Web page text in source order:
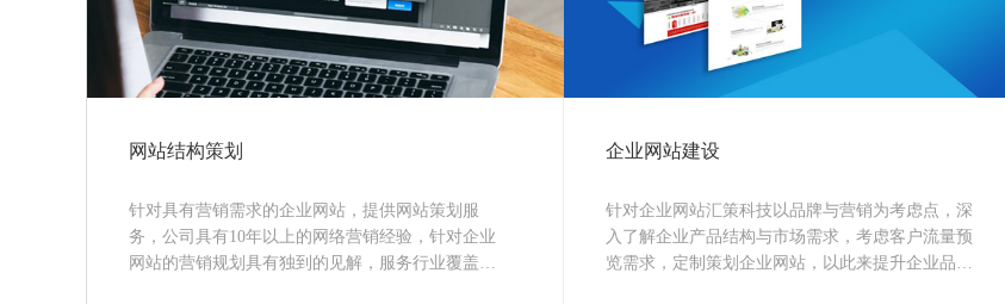
网站结构策划
针对具有营销需求的企业网站，提供网站策划服
务，公司具有10年以上的网络营销经验，针对企业
网站的营销规划具有独到的见解，服务行业覆盖：
企业网站建设
针对企业网站汇策科技以品牌与营销为考虑点，深
入了解企业产品结构与市场需求，考虑客户流量预
览需求，定制策划企业网站，以此来提升企业品牌